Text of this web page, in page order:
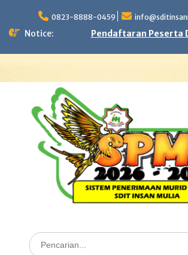
content
0823-8888-0459
Notice: Pendaftaran Peserta
Search
for: